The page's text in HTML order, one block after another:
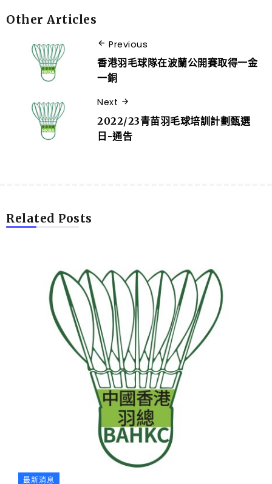
Other Articles
Previous
香港羽毛球隊在波蘭公開賽取得一金
一銅
Next
2022/23青苗羽毛球培訓計劃甄選
日-通告
Related Posts
最新消息